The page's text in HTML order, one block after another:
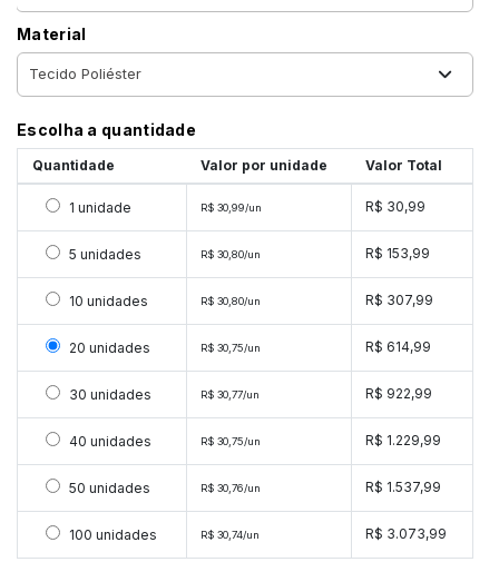
Material
Escolha a quantidade
Quantidade Valor por unidade Valor Total
Selecionar 1 unidade
1 unidade R$ 30,99/un R$ 30,99
Selecionar 5 unidades
5 unidades R$ 30,80/un R$ 153,99
Selecionar 10 unidades
10 unidades R$ 30,80/un R$ 307,99
Selecionar 20 unidades
20 unidades R$ 30,75/un R$ 614,99
Selecionar 30 unidades
30 unidades R$ 30,77/un R$ 922,99
Selecionar 40 unidades
40 unidades R$ 30,75/un R$ 1.229,99
Selecionar 50 unidades
50 unidades R$ 30,76/un R$ 1.537,99
Selecionar 100 unidades
100 unidades R$ 30,74/un R$ 3.073,99